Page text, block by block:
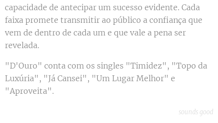
capacidade de antecipar um sucesso evidente. Cada
faixa promete transmitir ao público a confiança que
vem de dentro de cada um e que vale a pena ser
revelada.
"D'Ouro" conta com os singles "Timidez", "Topo da
Luxúria", "Já Cansei", "Um Lugar Melhor" e
"Aproveita".
sounds good